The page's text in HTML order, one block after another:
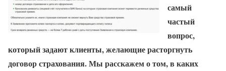
самый
частый
вопрос,
который задают клиенты, желающие расторгнуть
договор страхования. Мы расскажем о том, в каких